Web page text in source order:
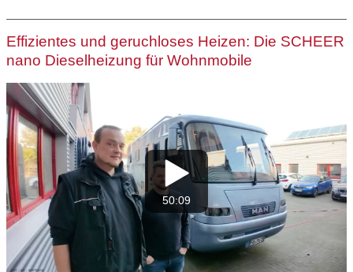
Effizientes und geruchloses Heizen: Die SCHEER
nano Dieselheizung für Wohnmobile
50:09